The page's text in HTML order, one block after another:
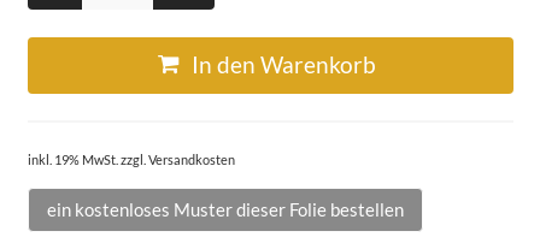
In den Warenkorb
inkl. 19% MwSt. zzgl. Versandkosten
ein kostenloses Muster dieser Folie bestellen